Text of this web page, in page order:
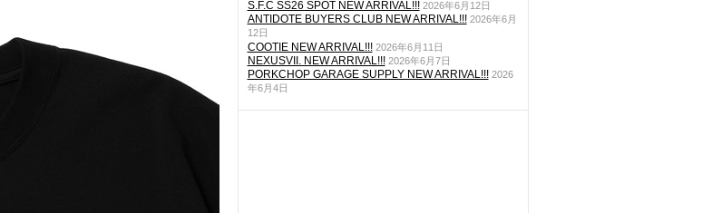
S.F.C SS26 SPOT NEW ARRIVAL!!! 2026年6月12日
ANTIDOTE BUYERS CLUB NEW ARRIVAL!!! 2026年6月
12日
COOTIE NEW ARRIVAL!!! 2026年6月11日
NEXUSVII. NEW ARRIVAL!!! 2026年6月7日
PORKCHOP GARAGE SUPPLY NEW ARRIVAL!!! 2026
年6月4日